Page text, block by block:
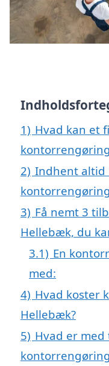
1) Hvad kan et
2) Indhent altid
3) Få nemt 3
Hellebæk, du
3.1) En
med:
4) Hvad koster
Hellebæk?
5) Hvad er